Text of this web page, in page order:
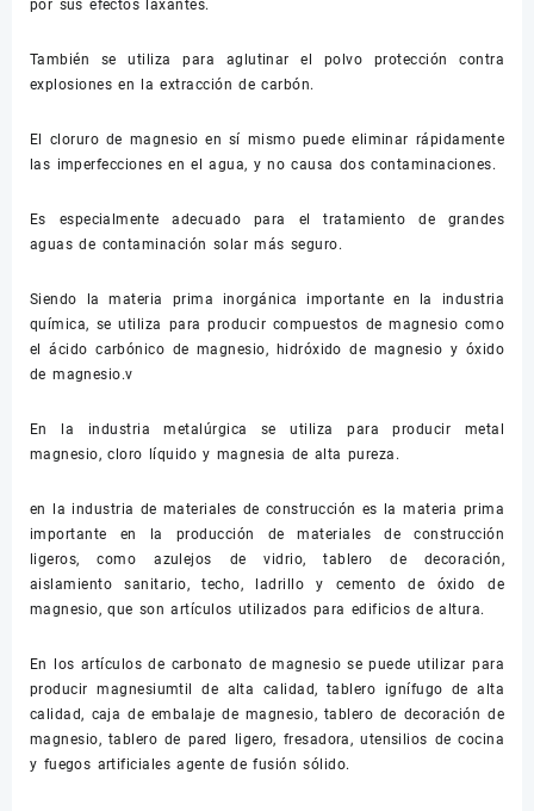
por sus efectos laxantes.
También se utiliza para aglutinar el polvo protección contra
explosiones en la extracción de carbón.
El cloruro de magnesio en sí mismo puede eliminar rápidamente
las imperfecciones en el agua, y no causa dos contaminaciones.
Es especialmente adecuado para el tratamiento de grandes
aguas de contaminación solar más seguro.
Siendo la materia prima inorgánica importante en la industria
química, se utiliza para producir compuestos de magnesio como
el ácido carbónico de magnesio, hidróxido de magnesio y óxido
de magnesio.v
En la industria metalúrgica se utiliza para producir metal
magnesio, cloro líquido y magnesia de alta pureza.
en la industria de materiales de construcción es la materia prima
importante en la producción de materiales de construcción
ligeros, como azulejos de vidrio, tablero de decoración,
aislamiento sanitario, techo, ladrillo y cemento de óxido de
magnesio, que son artículos utilizados para edificios de altura.
En los artículos de carbonato de magnesio se puede utilizar para
producir magnesiumtil de alta calidad, tablero ignífugo de alta
calidad, caja de embalaje de magnesio, tablero de decoración de
magnesio, tablero de pared ligero, fresadora, utensilios de cocina
y fuegos artificiales agente de fusión sólido.